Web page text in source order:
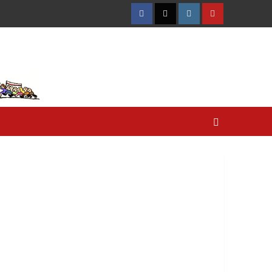
FacebookTwitterInstagramYouTube